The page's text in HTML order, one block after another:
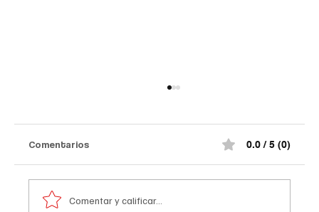
Comentarios 0.0 / 5 (0)
Comentar y calificar...